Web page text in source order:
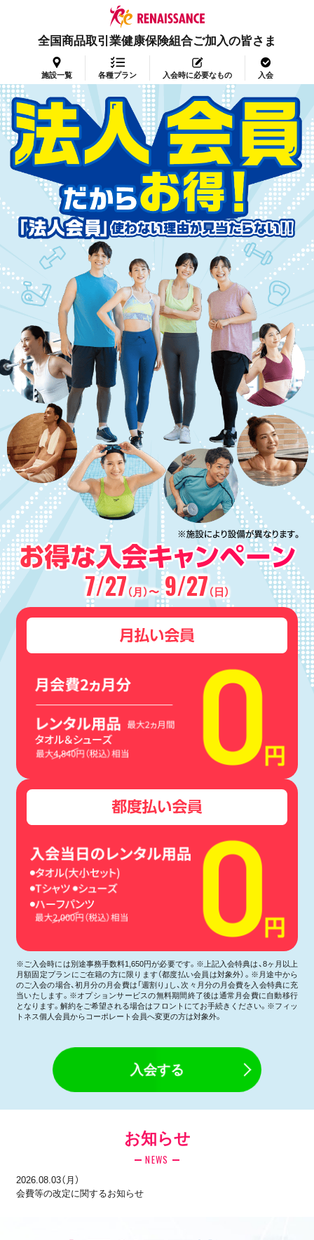
全国商品取引業健康保険組合ご加入の皆さま
施設一覧 各種プラン 入会時に必要なもの 入会
7/27 （月）〜9/27 （日）
※ご入会時には別途事務手数料1,650円が必要です。※上記入会特典は、8ヶ月以上
月額固定プランにご在籍の方に限ります（都度払い会員は対象外）。※月途中から
のご入会の場合、初月分の月会費は「週割り」し、次々月分の月会費を入会特典に充
当いたします。※オプションサービスの無料期間終了後は通常月会費に自動移行
となります。解約をご希望される場合はフロントにてお手続きください。※フィッ
トネス個人会員からコーポレート会員へ変更の方は対象外。
入会する
お知らせ
NEWS
2026.08.03（月）
会費等の改定に関するお知らせ